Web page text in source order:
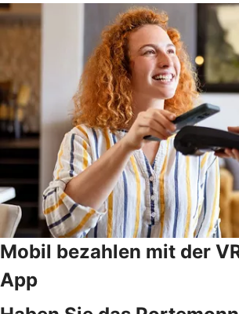
Mobil bezahlen mit der
App